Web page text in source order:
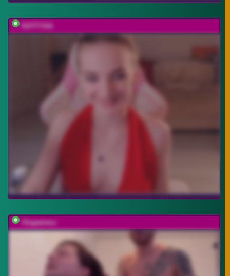
KOTTYAA
Chaptertoo